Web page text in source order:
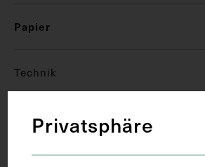
Papier
Technik
Heliogravüre
Privatsphäre